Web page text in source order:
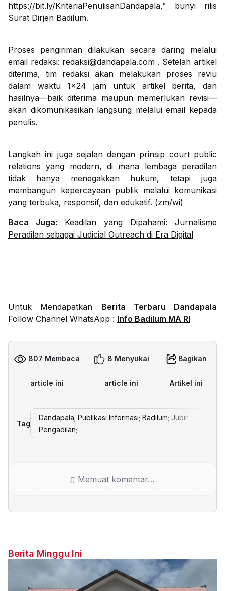
https://bit.ly/KriteriaPenulisanDandapala,” bunyi rilis
Surat Dirjen Badilum.
Proses pengiriman dilakukan secara daring melalui
email redaksi: redaksi@dandapala.com . Setelah artikel
diterima, tim redaksi akan melakukan proses reviu
dalam waktu 1x24 jam untuk artikel berita, dan
hasilnya—baik diterima maupun memerlukan revisi—
akan dikomunikasikan langsung melalui email kepada
penulis.
Langkah ini juga sejalan dengan prinsip court public
relations yang modern, di mana lembaga peradilan
tidak hanya menegakkan hukum, tetapi juga
membangun kepercayaan publik melalui komunikasi
yang terbuka, responsif, dan edukatif. (zm/wi)
Baca Juga:
Keadilan yang Dipahami: Jurnalisme
Peradilan sebagai Judicial Outreach di Era Digital
Untuk Mendapatkan Berita Terbaru Dandapala
Follow Channel WhatsApp : Info Badilum MA RI
807 Membaca
article ini
8 Menyukai
article ini
Bagikan
Artikel ini
Tag
Dandapala; Publikasi Informasi; Badilum; Jubir
Pengadilan;
Memuat komentar…
Berita Minggu Ini